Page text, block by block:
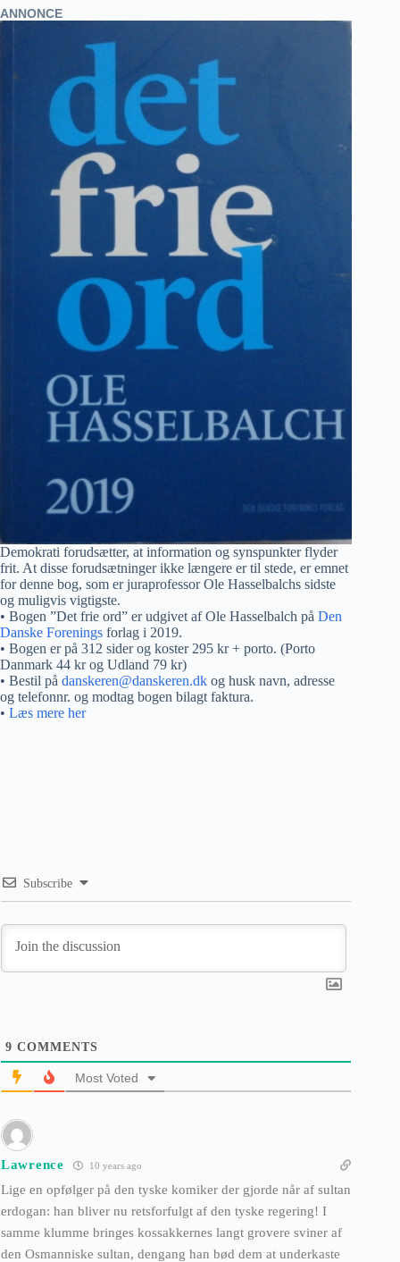
ANNONCE
Demokrati forudsætter, at information og synspunkter flyder
frit. At disse forudsætninger ikke længere er til stede, er emnet
for denne bog, som er juraprofessor Ole Hasselbalchs sidste
og muligvis vigtigste.
• Bogen ”Det frie ord” er udgivet af Ole Hasselbalch på Den
Danske Forenings forlag i 2019.
• Bogen er på 312 sider og koster 295 kr + porto. (Porto
Danmark 44 kr og Udland 79 kr)
• Bestil på danskeren@danskeren.dk og husk navn, adresse
og telefonnr. og modtag bogen bilagt faktura.
• Læs mere her
Subscribe
9 COMMENTS
Most Voted
Lawrence 10 years ago
Lige en opfølger på den tyske komiker der gjorde når af sultan
erdogan: han bliver nu retsforfulgt af den tyske regering! I
samme klumme bringes kossakkernes langt grovere sviner af
den Osmanniske sultan, dengang han bød dem at underkaste